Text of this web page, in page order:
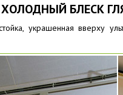
ХОЛОДНЫЙ БЛЕСК
украшенная вверху